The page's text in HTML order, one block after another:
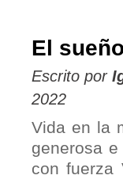
El
Escrito por
2022
Vida en la
generosa
con fuerza